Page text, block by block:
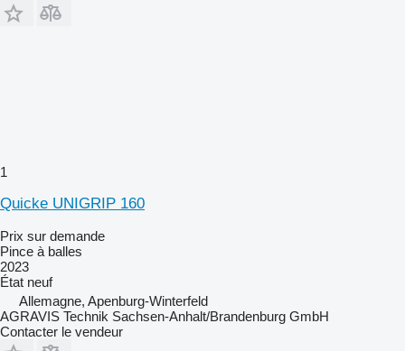
1
Quicke UNIGRIP 160
Prix sur demande
Pince à balles
2023
État neuf
Allemagne, Apenburg-Winterfeld
AGRAVIS Technik Sachsen-Anhalt/Brandenburg GmbH
Contacter le vendeur